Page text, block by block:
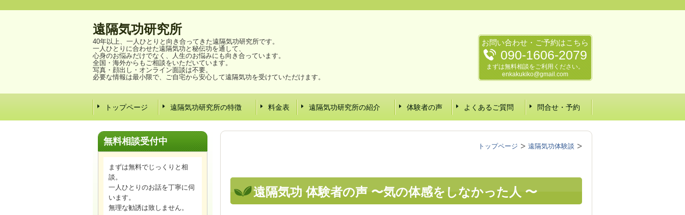
遠隔気功研究所
40年以上、一人ひとりと向き合ってきた遠隔気功研究所です。
一人ひとりに合わせた遠隔気功と秘伝功を通して、
心身のお悩みだけでなく、人生のお悩みにも向き合っています。
全国・海外からもご相談をいただいています。
写真・顔出し・オンライン面談は不要。
必要な情報は最小限で、ご自宅から安心して遠隔気功を受けていただけます。
お問い合わせ・ご予約はこちら
090-1606-2079
まずは無料相談をご利用ください。
enkakukiko@gmail.com
トップページ 遠隔気功研究所の特徴 料金表 遠隔気功研究所の紹介 体験者の声 よくあるご質問 問合せ・予約
トップページ 遠隔気功体験談
遠隔気功 体験者の声 〜気の体感をしなかった人 〜
無料相談受付中
まずは無料でじっくりと相
談。
一人ひとりのお話を丁寧に伺
います。
無理な勧誘は致しません。